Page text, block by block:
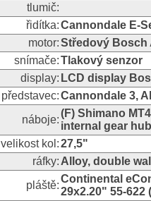
tlumič:
řidítka:Cannondale E-
motor:Středový Bosch
snímače:Tlakový senzor
display: LCD display
představec:Cannondale 3,
náboje:
(F) Shimano
internal gear hub
velikost kol:27,5"
ráfky: Alloy, double
pláště:
Continental
29x2.20" 55-622